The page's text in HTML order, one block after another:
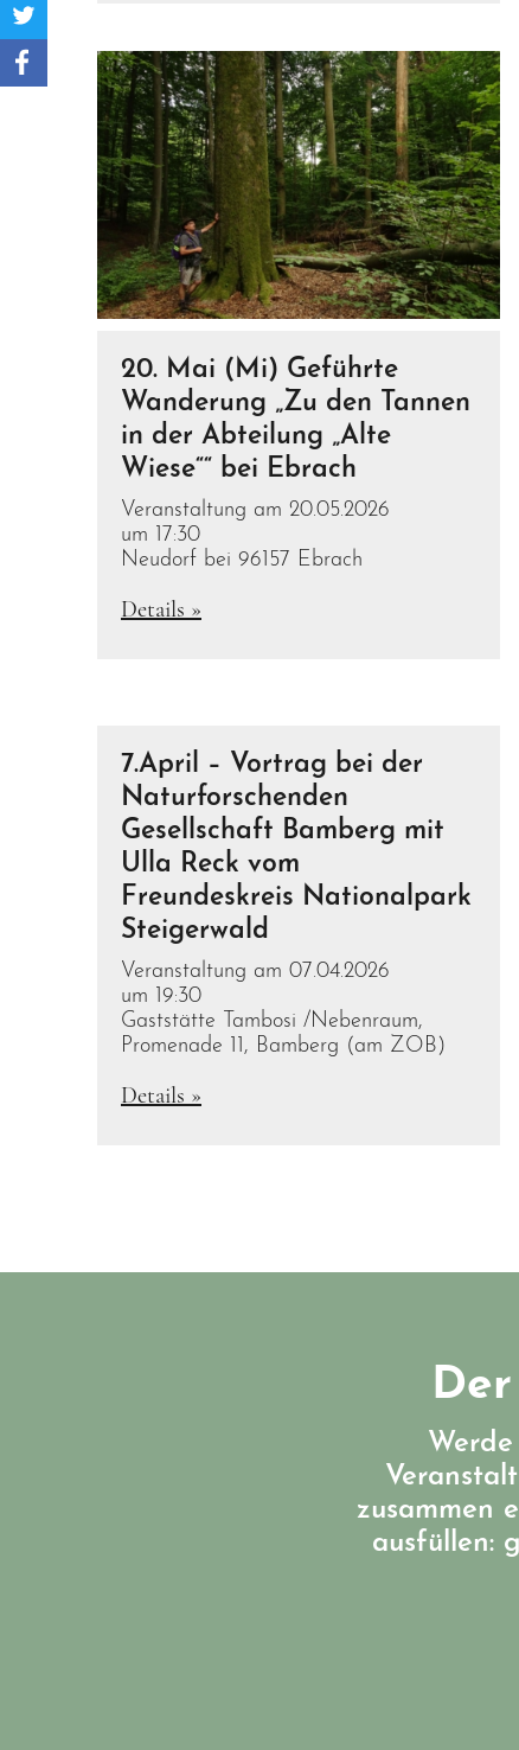
20. Mai (Mi) Geführte
Wanderung „Zu den Tannen
in der Abteilung „Alte
Wiese““ bei Ebrach
Veranstaltung am 20.05.2026
um 17:30
Neudorf bei 96157 Ebrach
Details »
7.April – Vortrag bei der
Naturforschenden
Gesellschaft Bamberg mit
Ulla Reck vom
Freundeskreis Nationalpark
Steigerwald
Veranstaltung am 07.04.2026
um 19:30
Gaststätte Tambosi /Nebenraum,
Promenade 11, Bamberg (am ZOB)
Details »
zusammen
ausfüllen: